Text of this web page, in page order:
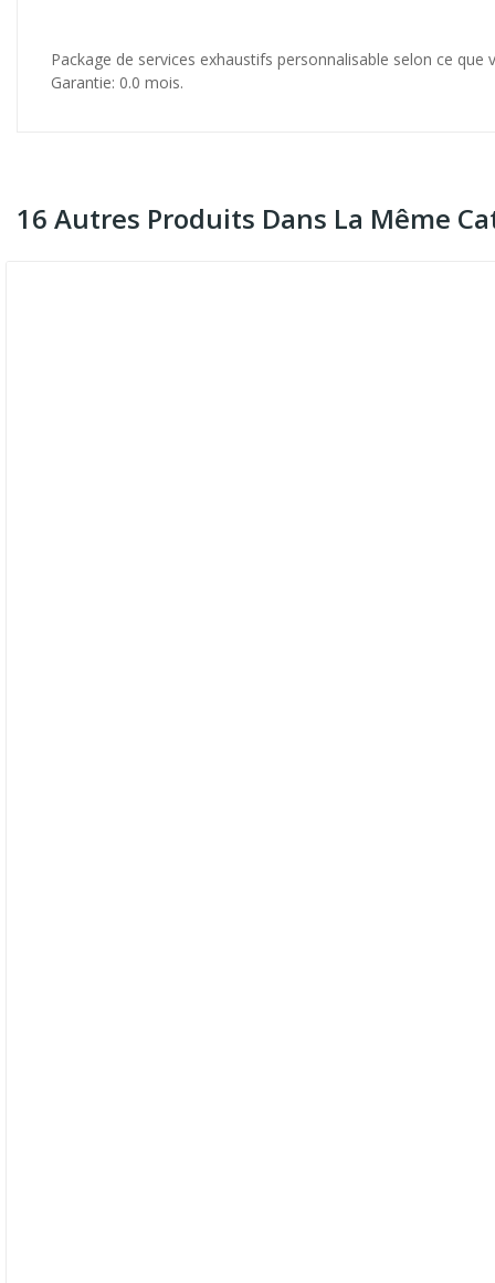
Package de services exhaustifs personnalisable selon ce
Garantie: 0.0 mois.
16 Autres Produits Dans La Même